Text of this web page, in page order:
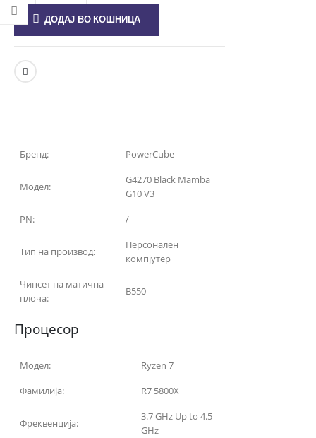
ДОДАЈ ВО КОШНИЦА
Бренд: PowerCube
Модел:
G4270 Black Mamba
G10 V3
PN:
/
Тип на производ:
Персонален
компјутер
Чипсет на матична
плоча:
B550
Процесор
Модел:
Ryzen 7
Фамилија:
R7 5800X
Фреквенција:
3.7 GHz Up to 4.5
GHz